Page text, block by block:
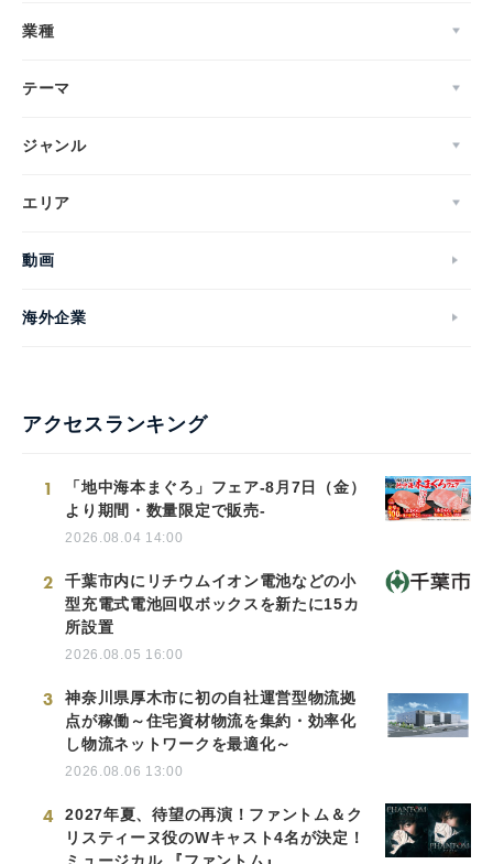
業種
テーマ
ジャンル
エリア
動画
海外企業
アクセスランキング
1
「地中海本まぐろ」フェア-8月7日（金）
より期間・数量限定で販売-
2026.08.04 14:00
2
千葉市内にリチウムイオン電池などの小
型充電式電池回収ボックスを新たに15カ
所設置
2026.08.05 16:00
3
神奈川県厚木市に初の自社運営型物流拠
点が稼働～住宅資材物流を集約・効率化
し物流ネットワークを最適化～
2026.08.06 13:00
4
2027年夏、待望の再演！ファントム＆ク
リスティーヌ役のWキャスト4名が決定！